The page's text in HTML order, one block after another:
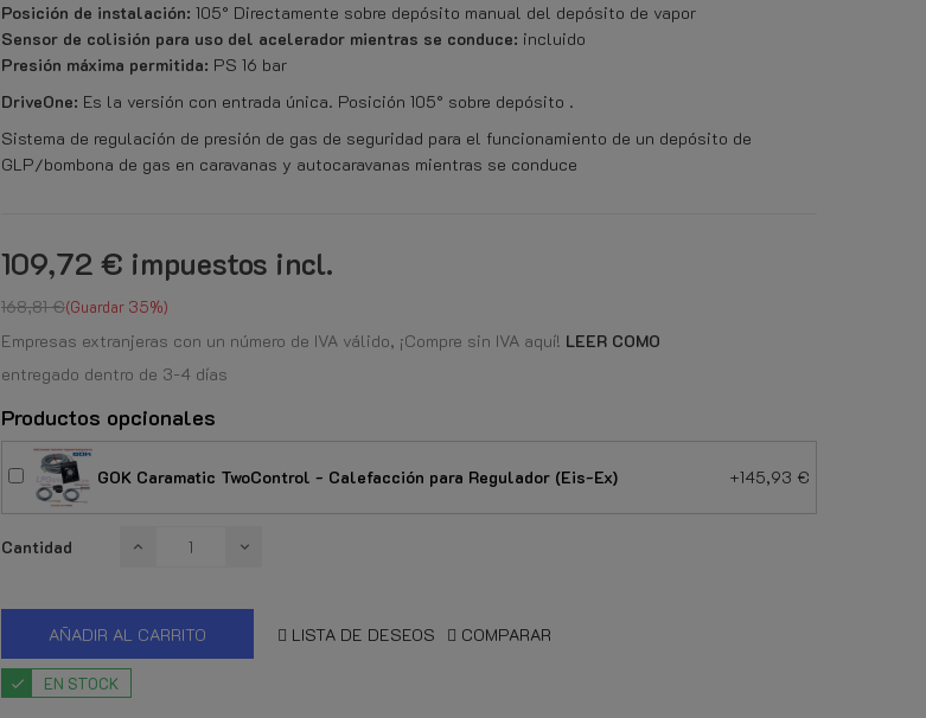
Posición de instalación: 105° Directamente sobre depósito manual del depósito de vapor
Sensor de colisión para uso del acelerador mientras se conduce: incluido
Presión máxima permitida: PS 16 bar
DriveOne: Es la versión con entrada única. Posición 105° sobre depósito .
Sistema de regulación de presión de gas de seguridad para el funcionamiento de un depósito de
GLP/bombona de gas en caravanas y autocaravanas mientras se conduce
109,72 € impuestos incl.
168,81 € Guardar 35%
Empresas extranjeras con un número de IVA válido, ¡Compre sin IVA aquí! LEER COMO
entregado dentro de 3-4 días
Productos opcionales
GOK Caramatic TwoControl - Calefacción para Regulador (Eis-Ex) +145,93 €
Cantidad
AÑADIR AL CARRITO LISTA DE DESEOS COMPARAR
EN STOCK